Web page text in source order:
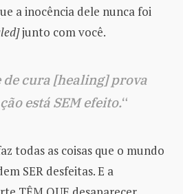
a inocência dele nunca foi
junto com você.
de cura [healing] prova
está SEM efeito.“
todas as coisas que o mundo
SER desfeitas. E a